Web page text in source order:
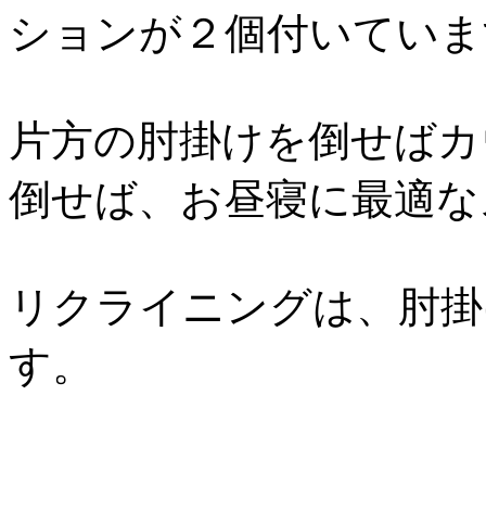
ションが２個付いてい
片方の肘掛けを倒せば
倒せば、お昼寝に最適
リクライニングは、肘
す。